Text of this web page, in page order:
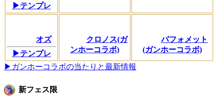
▶テンプレ
オズ
▶テンプレ
クロノス(ガ
ンホーコラボ)
バフォメット
(ガンホーコラボ)
▶ガンホーコラボの当たりと最新情報
新フェス限